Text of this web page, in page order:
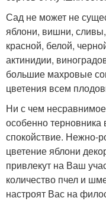
Сад не может не
яблони, вишни,
красной, белой,
актинидии,
большие махровые
цветения всем
Ни с чем
особенно
спокойствие. Нежно-
цветение яблони
привлекут на Ваш
количество пчел и
настроят Вас на